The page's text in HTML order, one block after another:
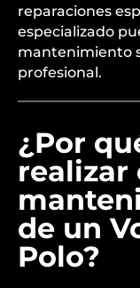
reparaciones
especializado
mantenimiento
profesional.
¿Por
realizar
de un
Polo?